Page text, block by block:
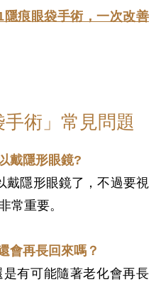
隱痕眼袋手術，一次改善
術」常見問題
戴隱形眼鏡?
戴隱形眼鏡了，不過要視
常重要。
會再長回來嗎？
有可能隨著老化會再長